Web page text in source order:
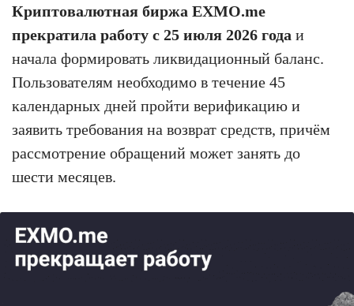
Криптовалютная биржа EXMO.me
прекратила работу с 25 июля 2026 года и
начала формировать ликвидационный баланс.
Пользователям необходимо в течение 45
календарных дней пройти верификацию и
заявить требования на возврат средств, причём
рассмотрение обращений может занять до
шести месяцев.